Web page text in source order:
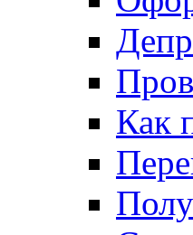
Как